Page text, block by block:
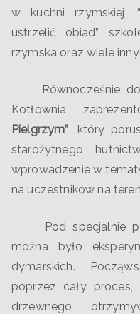
w kuchni rzymskiej,
ustrzelić obiad”,
rzymska oraz wiele
Równocześnie do
Kotłownia
Pielgrzym”, który
starożytnego
wprowadzenie w
na uczestników na
Pod specjalnie
można było
dymarskich.
poprzez cały
drzewnego